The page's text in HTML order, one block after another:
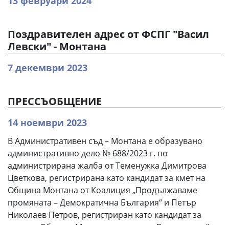
Поздравителен адрес от ФСПГ "Васил
Левски" - Монтана
7 декември 2023
ПРЕССЪОБЩЕНИЕ
14 ноември 2023
В Административен съд – Монтана е образувано
административно дело № 688/2023 г. по
администрирана жалба от Теменужка Димитрова
Цветкова, регистрирана като кандидат за кмет на
Община Монтана от Коалиция „Продължаваме
промяната – Демократична България“ и Петър
Николаев Петров, регистриран като кандидат за